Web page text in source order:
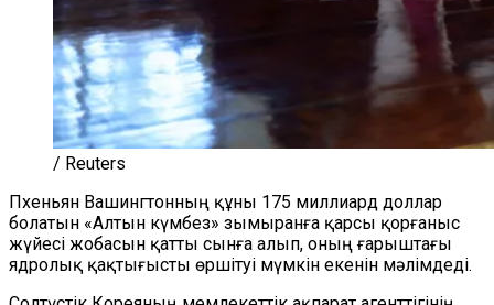
/ Reuters
Пхеньян Вашингтонның құны 175 миллиард доллар
болатын «Алтын күмбез» зымыранға қарсы қорғаныс
жүйесі жобасын қатты сынға алып, оның ғарыштағы
ядролық қақтығысты өршітуі мүмкін екенін мәлімдеді.